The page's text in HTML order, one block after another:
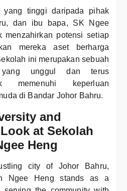
yang tinggi daripada pihak
dan ibu bapa, SK Ngee
menzahirkan potensi setiap
mereka aset berharga
ini merupakan sebuah
yang unggul dan terus
memenuhi keperluan
di Bandar Johor Bahru.
and
at Sekolah
Heng
city of Johor Bahru,
Ngee Heng stands as a